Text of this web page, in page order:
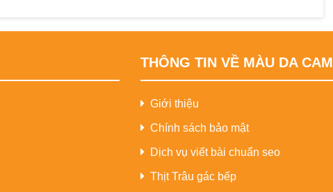
THÔNG TIN VỀ MÀU DA CAM
Giới thiệu
Chính sách bảo mật
Dịch vụ viết bài chuẩn seo
Thịt Trâu gác bếp